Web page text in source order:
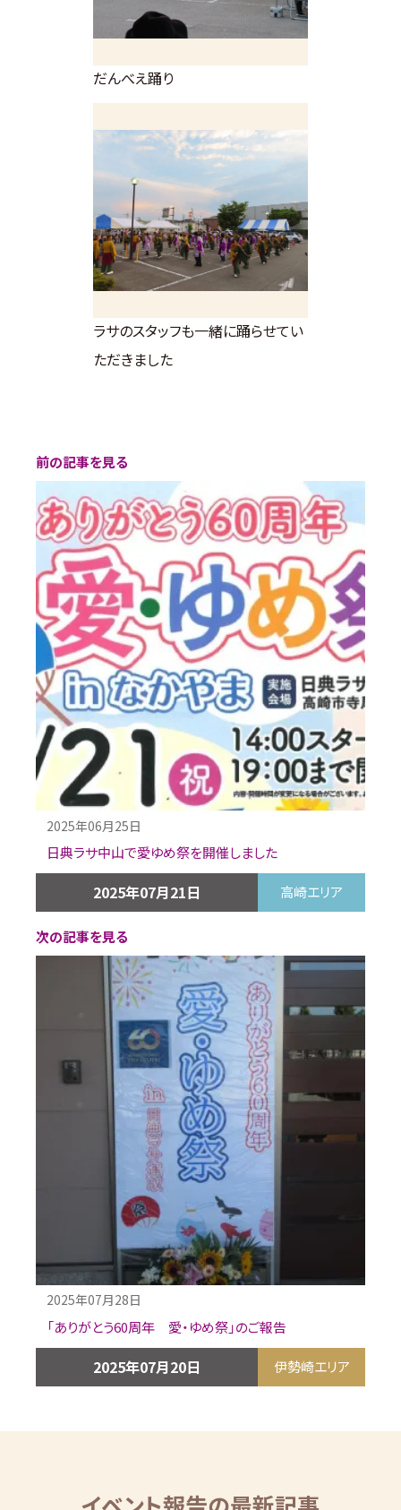
だんべえ踊り
ラサのスタッフも一緒に踊らせてい
ただきました
前の記事を見る
2025年06月25日
日典ラサ中山で愛ゆめ祭を開催しました
2025年07月21日 高崎エリア
次の記事を見る
2025年07月28日
「ありがとう60周年 愛・ゆめ祭」のご報告
2025年07月20日 伊勢崎エリア